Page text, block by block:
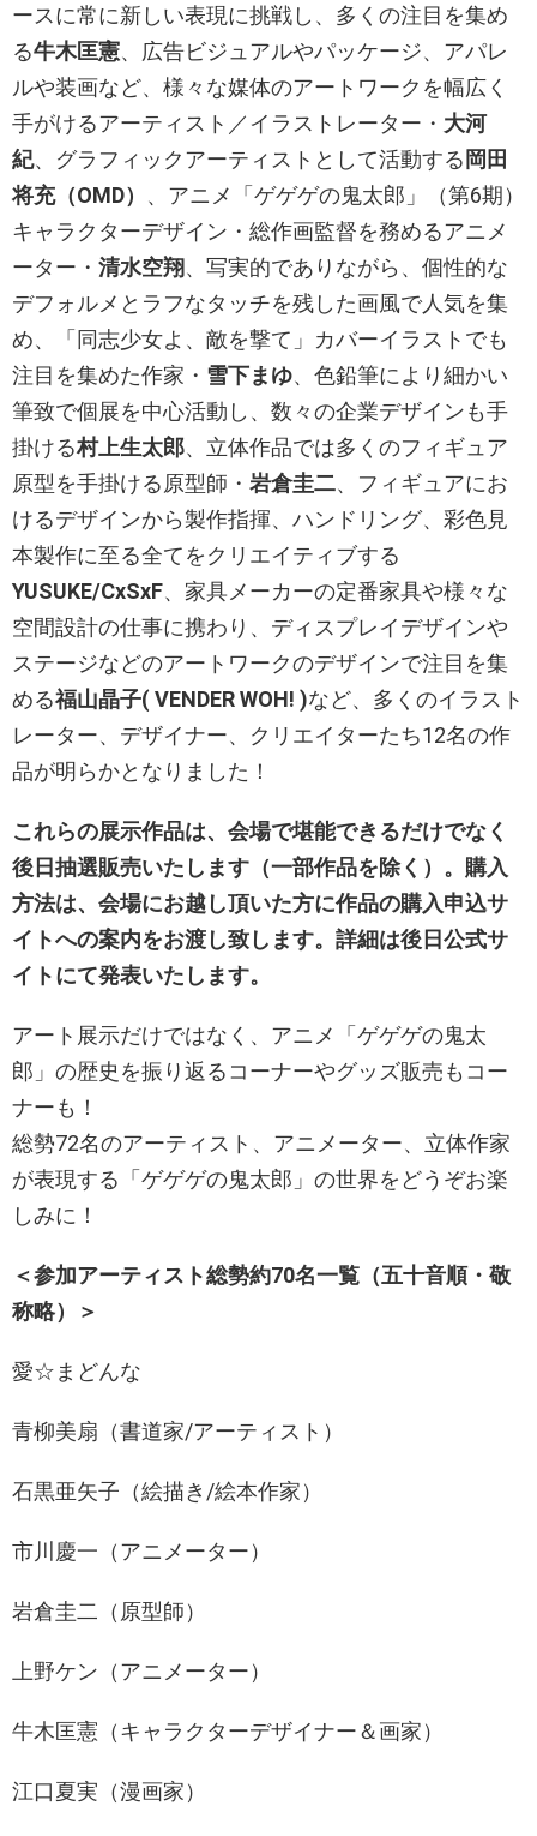
ースに常に新しい表現に挑戦し、多くの注目を集め
る牛木匡憲、広告ビジュアルやパッケージ、アパレ
ルや装画など、様々な媒体のアートワークを幅広く
手がけるアーティスト／イラストレーター・ 大河
紀、グラフィックアーティストとして活動する 岡田
将充（OMD） 、アニメ「ゲゲゲの鬼太郎」（第6期）
キャラクターデザイン・総作画監督を務めるアニメ
ーター・ 清水空翔、写実的でありながら、個性的な
デフォルメとラフなタッチを残した画風で人気を集
め、「同志少女よ、敵を撃て」カバーイラストでも
注目を集めた作家・ 雪下まゆ、色鉛筆により細かい
筆致で個展を中心活動し、数々の企業デザインも手
掛ける村上生太郎、立体作品では多くのフィギュア
原型を手掛ける原型師・ 岩倉圭二、フィギュアにお
けるデザインから製作指揮、ハンドリング、彩色見
本製作に至る全てをクリエイティブする
YUSUKE/CxSxF、家具メーカーの定番家具や様々な
空間設計の仕事に携わり、ディスプレイデザインや
ステージなどのアートワークのデザインで注目を集
める福山晶子( VENDER WOH! )など、多くのイラスト
レーター、デザイナー、クリエイターたち12名の作
品が明らかとなりました！
これらの展示作品は、会場で堪能できるだけでなく
後日抽選販売いたします（一部作品を除く）。購入
方法は、会場にお越し頂いた方に作品の購入申込サ
イトへの案内をお渡し致します。詳細は後日公式サ
イトにて発表いたします。
アート展示だけではなく、アニメ「ゲゲゲの鬼太
郎」の歴史を振り返るコーナーやグッズ販売もコー
ナーも！
総勢72名のアーティスト、アニメーター、立体作家
が表現する「ゲゲゲの鬼太郎」の世界をどうぞお楽
しみに！
＜参加アーティスト総勢約70名一覧（五十音順・敬
称略）＞
愛☆まどんな
青柳美扇（書道家/アーティスト）
石黒亜矢子（絵描き/絵本作家）
市川慶一（アニメーター）
岩倉圭二（原型師）
上野ケン（アニメーター）
牛木匡憲（キャラクターデザイナー＆画家）
江口夏実（漫画家）